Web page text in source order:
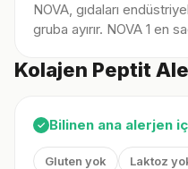
NOVA, gıdaları
gruba ayırır. NOVA 1 en
Kolajen Peptit
✓ Bilinen ana alerjen
Gluten yok Laktoz